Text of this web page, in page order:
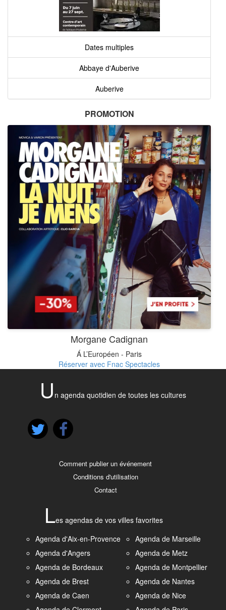
Dates multiples
Abbaye d'Auberive
Auberive
PROMOTION
Morgane Cadignan
Á L’Européen - Paris
Réserver avec Fnac Spectacles
U n agenda quotidien de toutes les cultures
Comment publier un événement
Conditions d'utilisation
Contact
Les agendas de vos villes favorites
Agenda d'Aix-en-Provence
Agenda d'Angers
Agenda de Bordeaux
Agenda de Brest
Agenda de Caen
Agenda de Marseille
Agenda de Metz
Agenda de Montpellier
Agenda de Nantes
Agenda de Nice